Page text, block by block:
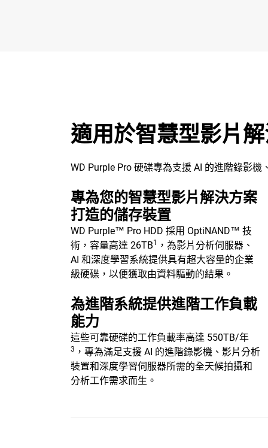
適用於智慧型影片
WD Purple Pro 硬碟專為支援 AI 的進階錄影
專為您的智慧型影片解決方案
打造的儲存裝置
WD Purple™ Pro HDD 採用 OptiNAND™ 技
術，容量高達 26TB1
，為影片分析伺服器、
AI 和深度學習系統提供具有超大容量的企業
級硬碟，以便獲取由資料驅動的結果。
為進階系統提供進階工作負載
能力
這些可靠硬碟的工作負載率高達 550TB/年
3 ，專為滿足支援 AI 的進階錄影機、影片分析
裝置和深度學習伺服器所需的全天候拍攝和
分析工作需求而生。